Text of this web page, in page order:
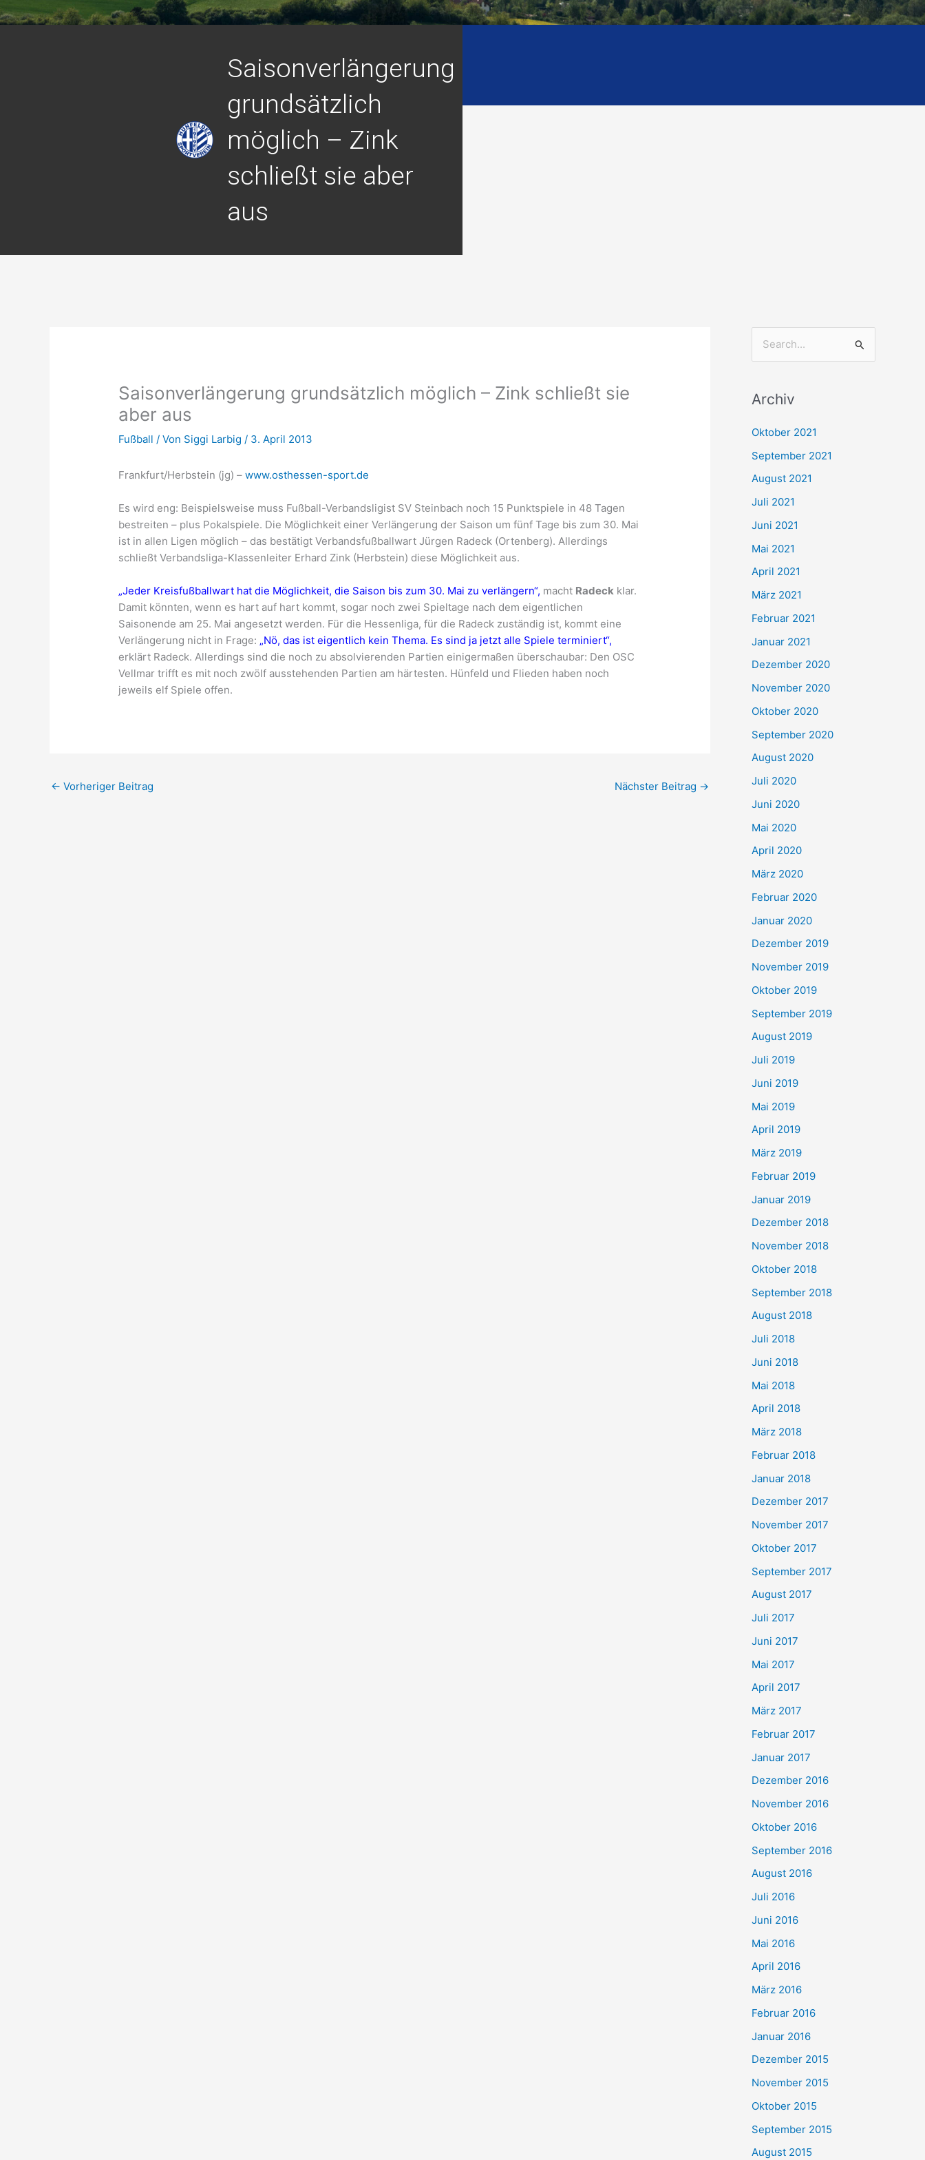
Saisonverlängerung
grundsätzlich
möglich – Zink
schließt sie aber
aus
Saisonverlängerung grundsätzlich möglich – Zink schließt sie
aber aus
Fußball / Von Siggi Larbig/ 3. April 2013
Frankfurt/Herbstein (jg) –www.osthessen-sport.de
Es wird eng: Beispielsweise muss Fußball-Verbandsligist SV Steinbach noch 15 Punktspiele in 48 Tagen
bestreiten – plus Pokalspiele. Die Möglichkeit einer Verlängerung der Saison um fünf Tage bis zum 30. Mai
ist in allen Ligen möglich – das bestätigt Verbandsfußballwart Jürgen Radeck (Ortenberg). Allerdings
schließt Verbandsliga-Klassenleiter Erhard Zink (Herbstein) diese Möglichkeit aus.
„Jeder Kreisfußballwart hat die Möglichkeit, die Saison bis zum 30. Mai zu verlängern“, macht Radeck klar.
Damit könnten, wenn es hart auf hart kommt, sogar noch zwei Spieltage nach dem eigentlichen
Saisonende am 25. Mai angesetzt werden. Für die Hessenliga, für die Radeck zuständig ist, kommt eine
Verlängerung nicht in Frage: „Nö, das ist eigentlich kein Thema. Es sind ja jetzt alle Spiele terminiert“,
erklärt Radeck. Allerdings sind die noch zu absolvierenden Partien einigermaßen überschaubar: Den OSC
Vellmar trifft es mit noch zwölf ausstehenden Partien am härtesten. Hünfeld und Flieden haben noch
jeweils elf Spiele offen.
← Vorheriger Beitrag Nächster Beitrag →
h
e
n
h
:
Archiv
Oktober 2021
September 2021
August 2021
Juli 2021
Juni 2021
Mai 2021
April 2021
März 2021
Februar 2021
Januar 2021
Dezember 2020
November 2020
Oktober 2020
September 2020
August 2020
Juli 2020
Juni 2020
Mai 2020
April 2020
März 2020
Februar 2020
Januar 2020
Dezember 2019
November 2019
Oktober 2019
September 2019
August 2019
Juli 2019
Juni 2019
Mai 2019
April 2019
März 2019
Februar 2019
Januar 2019
Dezember 2018
November 2018
Oktober 2018
September 2018
August 2018
Juli 2018
Juni 2018
Mai 2018
April 2018
März 2018
Februar 2018
Januar 2018
Dezember 2017
November 2017
Oktober 2017
September 2017
August 2017
Juli 2017
Juni 2017
Mai 2017
April 2017
März 2017
Februar 2017
Januar 2017
Dezember 2016
November 2016
Oktober 2016
September 2016
August 2016
Juli 2016
Juni 2016
Mai 2016
April 2016
März 2016
Februar 2016
Januar 2016
Dezember 2015
November 2015
Oktober 2015
September 2015
August 2015